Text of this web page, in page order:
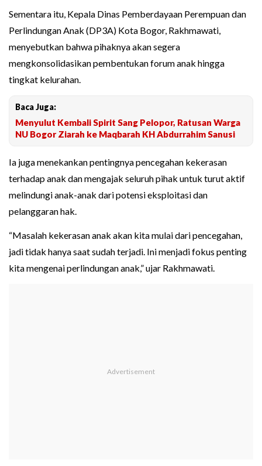
Sementara itu, Kepala Dinas Pemberdayaan Perempuan dan
Perlindungan Anak (DP3A) Kota Bogor, Rakhmawati,
menyebutkan bahwa pihaknya akan segera
mengkonsolidasikan pembentukan forum anak hingga
tingkat kelurahan.
Baca Juga:
Menyulut Kembali Spirit Sang Pelopor, Ratusan Warga
NU Bogor Ziarah ke Maqbarah KH Abdurrahim Sanusi
Ia juga menekankan pentingnya pencegahan kekerasan
terhadap anak dan mengajak seluruh pihak untuk turut aktif
melindungi anak-anak dari potensi eksploitasi dan
pelanggaran hak.
“Masalah kekerasan anak akan kita mulai dari pencegahan,
jadi tidak hanya saat sudah terjadi. Ini menjadi fokus penting
kita mengenai perlindungan anak,” ujar Rakhmawati.